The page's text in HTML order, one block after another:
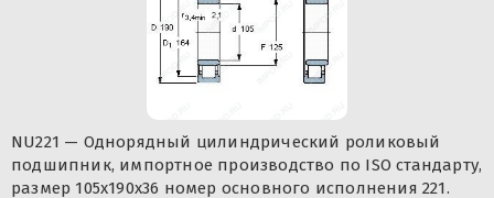
NU221 — Однорядный цилиндрический роликовый
подшипник, импортное производство по ISO стандарту,
размер 105x190x36 номер основного исполнения 221.